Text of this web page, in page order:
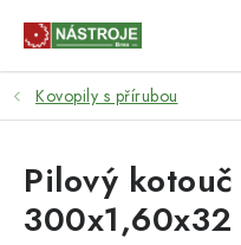
NÁSTROJE
AKCE
BRUSIVO
Kovopily s přírubou
Pilový
300x1,60x32